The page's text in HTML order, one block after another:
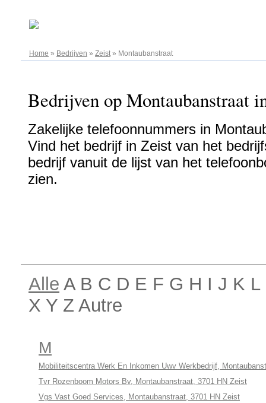
Home » Bedrijven » Zeist» Montaubanstraat
Bedrijven op Montaubanstraat
Zakelijke telefoonnummers in
Vind het bedrijf in Zeist van het
bedrijf vanuit de lijst van het
zien.
Alle A B C D E F G H I J K
X Y Z Autre
M
Mobiliteitscentra Werk En Inkomen Uwv Werkbedrijf,
Tvr Rozenboom Motors Bv, Montaubanstraat, 3701 HN Zeist
Vgs Vast Goed Services, Montaubanstraat, 3701 HN Zeist